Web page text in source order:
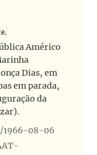
Américo
Dias, em
em parada,
da
1966-08-06